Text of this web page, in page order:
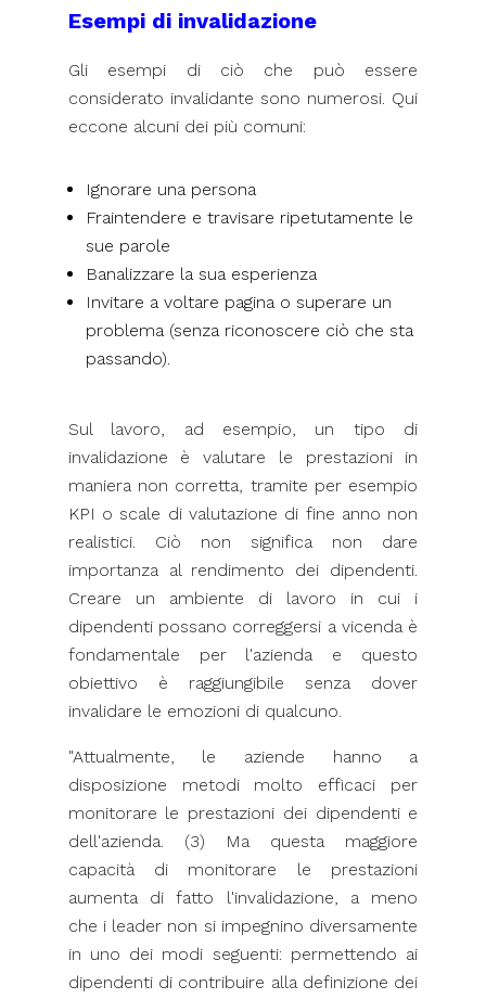
Esempi di invalidazione
Gli esempi di ciò che può essere
considerato invalidante sono numerosi. Qui
eccone alcuni dei più comuni:
Ignorare una persona
Fraintendere e travisare ripetutamente le
sue parole
Banalizzare la sua esperienza
Invitare a voltare pagina o superare un
problema (senza riconoscere ciò che sta
passando).
Sul lavoro, ad esempio, un tipo di
invalidazione è valutare le prestazioni in
maniera non corretta, tramite per esempio
KPI o scale di valutazione di fine anno non
realistici. Ciò non significa non dare
importanza al rendimento dei dipendenti.
Creare un ambiente di lavoro in cui i
dipendenti possano correggersi a vicenda è
fondamentale per l'azienda e questo
obiettivo è raggiungibile senza dover
invalidare le emozioni di qualcuno.
"Attualmente, le aziende hanno a
disposizione metodi molto efficaci per
monitorare le prestazioni dei dipendenti e
dell'azienda. (3) Ma questa maggiore
capacità di monitorare le prestazioni
aumenta di fatto l'invalidazione, a meno
che i leader non si impegnino diversamente
in uno dei modi seguenti: permettendo ai
dipendenti di contribuire alla definizione dei